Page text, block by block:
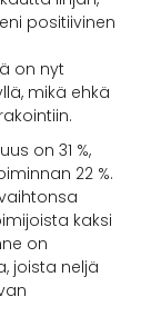
positiivinen
on nyt
mikä ehkä
on 31 %,
22 %.
kaksi
on
joista neljä